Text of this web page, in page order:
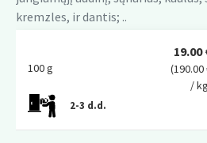
kremzles, ir dantis; ..
100 g
2-3 d.d.
19.00
(190.00
/